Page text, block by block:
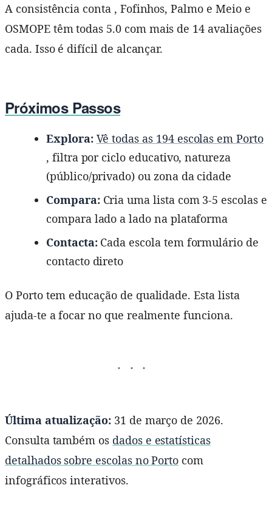
A consistência conta , Fofinhos, Palmo e Meio e
OSMOPE têm todas 5.0 com mais de 14 avaliações
cada. Isso é difícil de alcançar.
Próximos Passos
Explora: Vê todas as 194 escolas em Porto
, filtra por ciclo educativo, natureza
(público/privado) ou zona da cidade
Compara:Cria uma lista com 3-5 escolas e
compara lado a lado na plataforma
Contacta:Cada escola tem formulário de
contacto direto
O Porto tem educação de qualidade. Esta lista
ajuda-te a focar no que realmente funciona.
Última atualização:31 de março de 2026.
Consulta também os dados e estatísticas
detalhados sobre escolas no Porto com
infográficos interativos.